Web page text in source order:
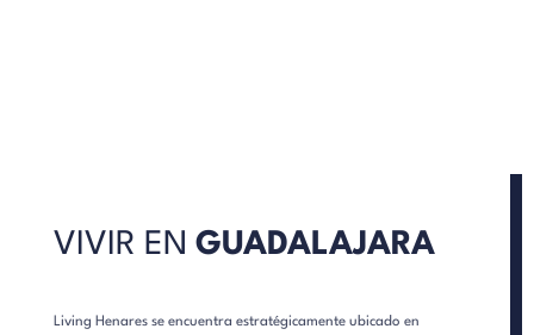
VIVIR EN GUADALAJARA
Living Henares se encuentra estratégicamente ubicado en